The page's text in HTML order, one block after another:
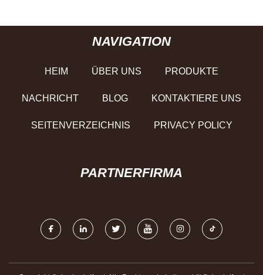
NAVIGATION
HEIM ÜBER UNS PRODUKTE
NACHRICHT BLOG KONTAKTIERE UNS
SEITENVERZEICHNIS PRIVACY POLICY
PARTNERFIRMA